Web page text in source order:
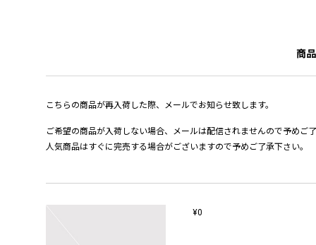
商
こちらの商品が再入荷した際、メールでお知らせ致します。
ご希望の商品が入荷しない場合、メールは配信されませんので予めご
人気商品はすぐに完売する場合がございますので予めご了承下さい。
¥0